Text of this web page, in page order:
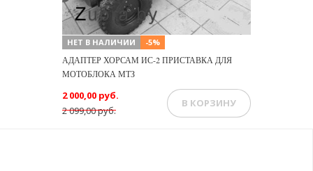
НЕТ В НАЛИЧИИ -5%
АДАПТЕР ХОРСАМ ИС-2 ПРИСТАВКА ДЛЯ
МОТОБЛОКА МТЗ
2 099,00 руб.
2 000,00 руб.
В КОРЗИНУ